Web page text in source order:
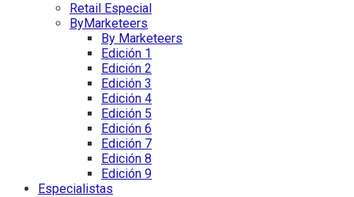
Retail Especial
ByMarketeers
By Marketeers
Edición 1
Edición 2
Edición 3
Edición 4
Edición 5
Edición 6
Edición 7
Edición 8
Edición 9
Especialistas